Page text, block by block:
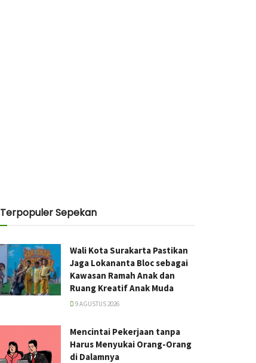
Terpopuler Sepekan
Wali Kota Surakarta Pastikan
Jaga Lokananta Bloc sebagai
Kawasan Ramah Anak dan
Ruang Kreatif Anak Muda
9 AGUSTUS 2026
Mencintai Pekerjaan tanpa
Harus Menyukai Orang-Orang
di Dalamnya